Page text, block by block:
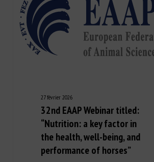
27 février 2026
32nd EAAP Webinar titled:
“Nutrition: a key factor in
the health, well-being, and
performance of horses”